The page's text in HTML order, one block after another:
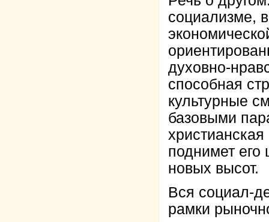
социализме,
духовно-
способная
культурные
базовыми
поднимет
новых высот.
Вся социал-
рамки